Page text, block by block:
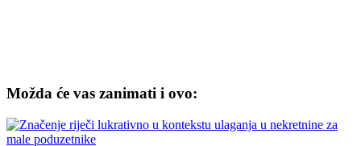
Možda će vas zanimati i ovo: